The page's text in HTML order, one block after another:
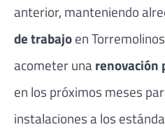
anterior, manteniendo
de trabajoen
acometer unarenovación
en los próximos meses
instalaciones a los